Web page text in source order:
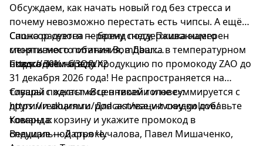
Обсуждаем, как начать новый год без стресса и
почему невозможно перестать есть чипсы. А ещё
Сашка радуется первому снегу, Пашка намерен
менять место обитания, а Дашка в температурном
новогоднем бреду.
Спонсор сезона — бренд поддерживающего
спортивного питания Bombbar:
https://clck.ru/3QfVX2
Скидка 30% на всю продукцию по промокоду ZAO до
31 декабря 2026 года! Не распространяется на
товары с желтыми ценниками и не суммируется с
другими акциями. Для активации скидки добавьте
товары в корзину и укажите промокод в
специальной строке.
Слушай подкаст «Все в твоей голове»:
https://redbarn.ru/podcast/vse-v-tvoey-golove/
Команда:
Ведущие — Дарья Чучалова, Павел Мишаченко,